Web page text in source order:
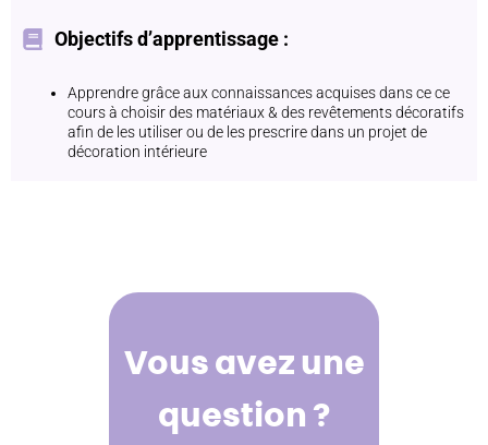
Objectifs d’apprentissage :
Apprendre grâce aux connaissances acquises dans ce ce
cours à choisir des matériaux & des revêtements décoratifs
afin de les utiliser ou de les prescrire dans un projet de
décoration intérieure
Vous avez une
question ?